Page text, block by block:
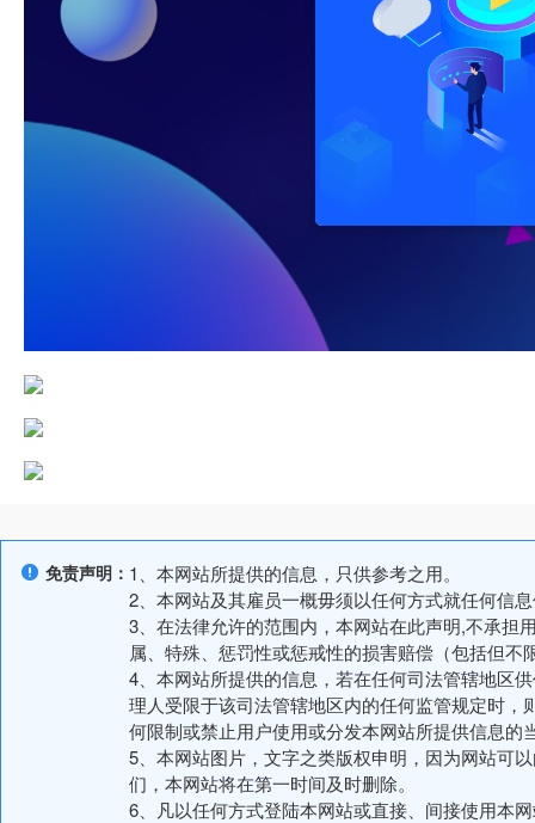
免责声明： 1、本网站所提供的信息，只供参考之用。
2、本网站及其雇员一概毋须以任何方式就任何信
3、在法律允许的范围内，本网站在此声明,不承担
属、特殊、惩罚性或惩戒性的损害赔偿（包括但
4、本网站所提供的信息，若在任何司法管辖地区
理人受限于该司法管辖地区内的任何监管规定时
何限制或禁止用户使用或分发本网站所提供信息的
5、本网站图片，文字之类版权申明，因为网站可
们，本网站将在第一时间及时删除。
6、凡以任何方式登陆本网站或直接、间接使用本